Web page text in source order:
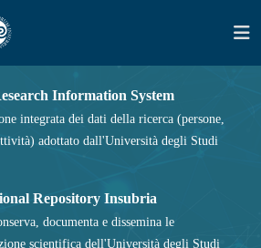
Information System
integrata dei dati della ricerca (persone,
adottato dall'Università degli Studi
Repository Insubria
documenta e dissemina le
scientifica dell'Università degli Studi